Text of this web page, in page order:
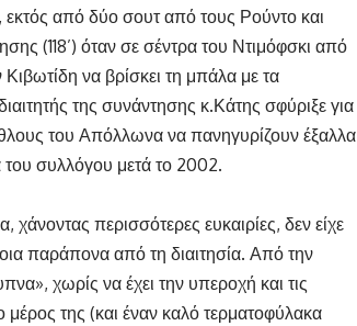
εκτός από δύο σουτ από τους Ρούντο και
(118’) όταν σε σέντρα του Ντιμόφσκι από
να βρίσκει τη μπάλα με τα
της συνάντησης κ.Κάτης σφύριξε για
του Απόλλωνα να πανηγυρίζουν έξαλλα
του συλλόγου μετά το 2002.
περισσότερες ευκαιρίες, δεν είχε
παράπονα από τη διαιτησία. Από την
χωρίς να έχει την υπεροχή και τις
μέρος της (και έναν καλό τερματοφύλακα